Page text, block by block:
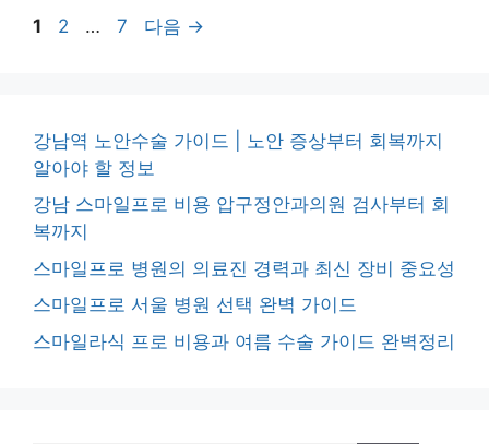
페
1
페
2 …
페
7 다음 →
강남역 노안수술 가이드 | 노안 증상부터 회복까지
알아야 할 정보
강남 스마일프로 비용 압구정안과의원 검사부터 회
복까지
스마일프로 병원의 의료진 경력과 최신 장비 중요성
스마일프로 서울 병원 선택 완벽 가이드
스마일라식 프로 비용과 여름 수술 가이드 완벽정리